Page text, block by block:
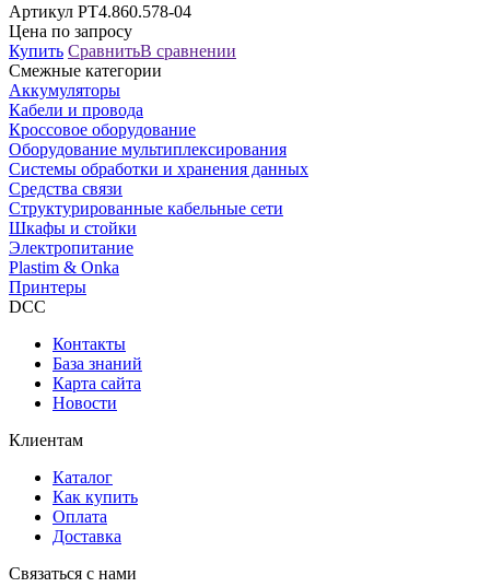
Артикул РТ4.860.578-04
Цена по запросу
Купить СравнитьВ сравнении
Смежные категории
Аккумуляторы
Кабели и провода
Кроссовое оборудование
Оборудование мультиплексирования
Системы обработки и хранения данных
Средства связи
Структурированные кабельные сети
Шкафы и стойки
Электропитание
Plastim & Onka
Принтеры
DCC
Контакты
База знаний
Карта сайта
Новости
Клиентам
Каталог
Как купить
Оплата
Доставка
Связаться с нами